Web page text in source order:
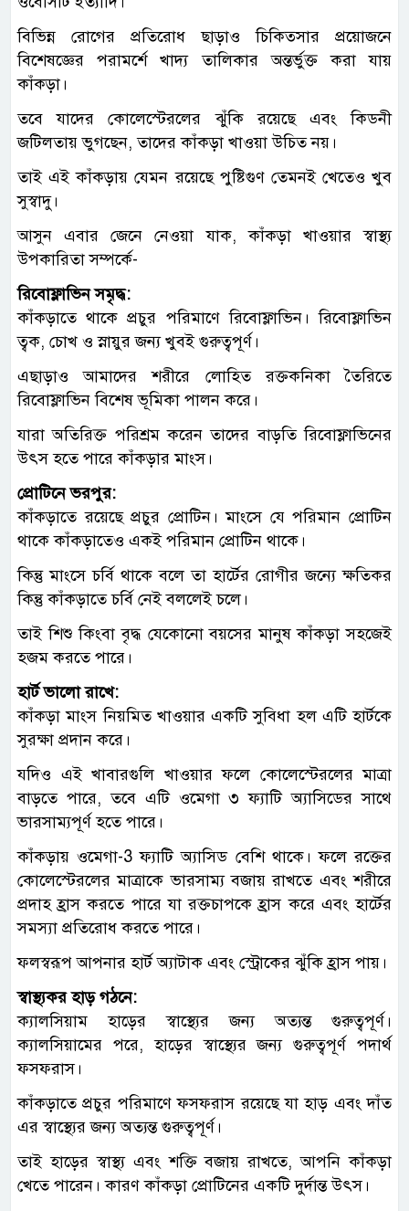
বিভিন্ন রোগের প্রতিরোধ ছাড়াও চিকিত্‍সার প্রয়োজনে
বিশেষজ্ঞের পরামর্শে খাদ্য তালিকার অন্তর্ভুক্ত করা যায়
কাঁকড়া।
তবে যাদের কোলেস্টেরলের ঝুঁকি রয়েছে এবং কিডনী
জটিলতায় ভুগছেন, তাদের কাঁকড়া খাওয়া উচিত নয়।
তাই এই কাঁকড়ায় যেমন রয়েছে পুষ্টিগুণ তেমনই খেতেও খুব
সুস্বাদু।
আসুন এবার জেনে নেওয়া যাক, কাঁকড়া খাওয়ার স্বাস্থ্য
উপকারিতা সম্পর্কে-
রিবোফ্লাভিন সমৃদ্ধ:
কাঁকড়াতে থাকে প্রচুর পরিমাণে রিবোফ্লাভিন। রিবোফ্লাভিন
ত্বক, চোখ ও স্নায়ুর জন্য খুবই গুরুত্বপূর্ণ।
এছাড়াও আমাদের শরীরে লোহিত রক্তকনিকা তৈরিতে
রিবোফ্লাভিন বিশেষ ভূমিকা পালন করে।
যারা অতিরিক্ত পরিশ্রম করেন তাদের বাড়তি রিবোফ্লাভিনের
উৎস হতে পারে কাঁকড়ার মাংস।
প্রোটিনে ভরপুর:
কাঁকড়াতে রয়েছে প্রচুর প্রোটিন। মাংসে যে পরিমান প্রোটিন
থাকে কাঁকড়াতেও একই পরিমান প্রোটিন থাকে।
কিন্তু মাংসে চর্বি থাকে বলে তা হার্টের রোগীর জন্যে ক্ষতিকর
কিন্তু কাঁকড়াতে চর্বি নেই বললেই চলে।
তাই শিশু কিংবা বৃদ্ধ যেকোনো বয়সের মানুষ কাঁকড়া সহজেই
হজম করতে পারে।
হার্ট ভালো রাখে:
কাঁকড়া মাংস নিয়মিত খাওয়ার একটি সুবিধা হল এটি হার্টকে
সুরক্ষা প্রদান করে।
যদিও এই খাবারগুলি খাওয়ার ফলে কোলেস্টেরলের মাত্রা
বাড়তে পারে, তবে এটি ওমেগা ৩ ফ্যাটি অ্যাসিডের সাথে
ভারসাম্যপূর্ণ হতে পারে।
কাঁকড়ায় ওমেগা-3 ফ্যাটি অ্যাসিড বেশি থাকে। ফলে রক্তের
কোলেস্টেরলের মাত্রাকে ভারসাম্য বজায় রাখতে এবং শরীরে
প্রদাহ হ্রাস করতে পারে যা রক্তচাপকে হ্রাস করে এবং হার্টের
সমস্যা প্রতিরোধ করতে পারে।
ফলস্বরূপ আপনার হার্ট অ্যাটাক এবং স্ট্রোকের ঝুঁকি হ্রাস পায়।
স্বাস্থ্যকর হাড় গঠনে:
ক্যালসিয়াম হাড়ের স্বাস্থ্যের জন্য অত্যন্ত গুরুত্বপূর্ণ।
ক্যালসিয়ামের পরে, হাড়ের স্বাস্থ্যের জন্য গুরুত্বপূর্ণ পদার্থ
ফসফরাস।
কাঁকড়াতে প্রচুর পরিমাণে ফসফরাস রয়েছে যা হাড় এবং দাঁত
এর স্বাস্থ্যের জন্য অত্যন্ত গুরুত্বপূর্ণ।
তাই হাড়ের স্বাস্থ্য এবং শক্তি বজায় রাখতে, আপনি কাঁকড়া
খেতে পারেন। কারণ কাঁকড়া প্রোটিনের একটি দুর্দান্ত উৎস।